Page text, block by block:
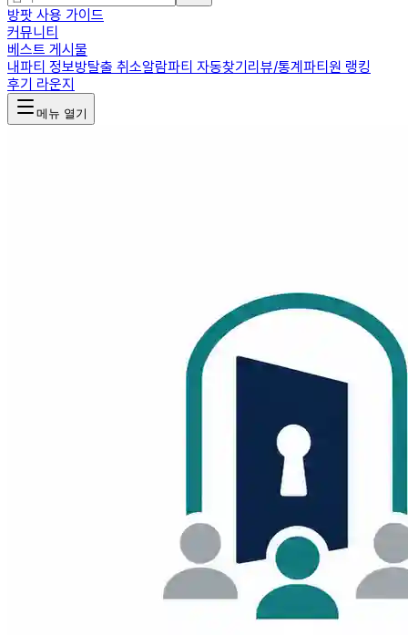
방팟 사용 가이드
커뮤니티
베스트 게시물
내파티 정보방탈출 취소알람파티 자동찾기리뷰/통계파티원 랭킹
후기 라운지
메뉴 열기